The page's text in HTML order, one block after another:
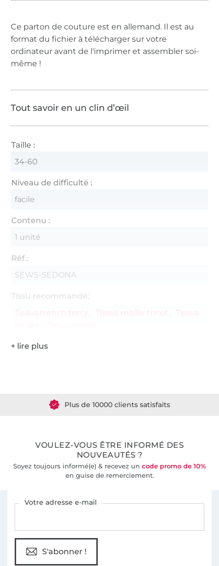
Ce parton de couture est en allemand. Il est au
format du fichier à télécharger sur votre
ordinateur avant de l'imprimer et assembler soi-
même !
Tout savoir en un clin d’œil
Taille :
34-60
Niveau de difficulté :
facile
Contenu :
1 unité
Réf.:
SEWS-SEDONA
Tissu recommandé:
Plus de 10000 clients satisfaits
VOULEZ-VOUS ÊTRE INFORMÉ DES
NOUVEAUTÉS ?
Soyez toujours informé(e) & recevez un code promo de 10%
en guise de remerciement.
Votre adresse e-mail
S'abonner !